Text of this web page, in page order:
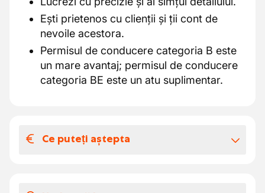
Ești prietenos cu clienții și ții cont de
nevoile acestora.
Permisul de conducere categoria B este
un mare avantaj; permisul de conducere
categoria BE este un atu suplimentar.
Ce puteți aștepta
În funcție de experiența ta, salariul tău va fi